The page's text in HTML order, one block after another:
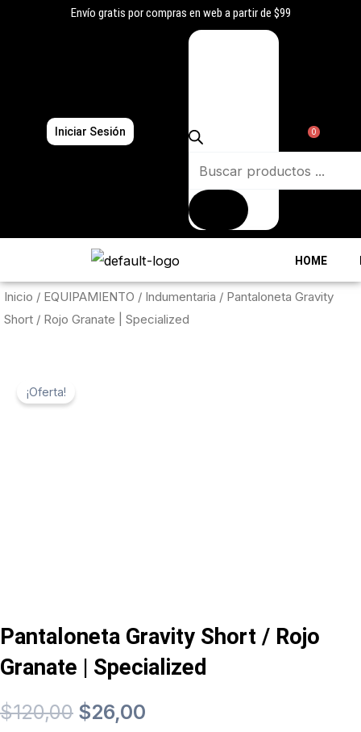
Envío gratis por compras en web a partir de $99
Iniciar Sesión
Búsqueda
0
HOME
Inicio / EQUIPAMIENTO / Indumentaria / Pantaloneta Gravity
Short / Rojo Granate | Specialized
¡Oferta!
Pantaloneta Gravity Short / Rojo
Granate | Specialized
$120,00 El
$26,00